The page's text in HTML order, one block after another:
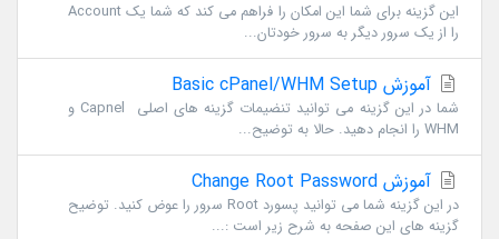
این گزینه برای شما این امکان را فراهم می کند که شما یک Account
را از یک سرور دیگر به سرور خودتان...
آموزش Basic cPanel/WHM Setup
شما در این گزینه می توانید تنضیمات گزینه های اصلی Capnel و
WHM را انجام دهید. حالا به توضیح...
آموزش Change Root Password
در این گزینه شما می توانید پسورد Root سرور را عوض کنید. توضیح
گزینه های این صفحه به شرح زیر است :...